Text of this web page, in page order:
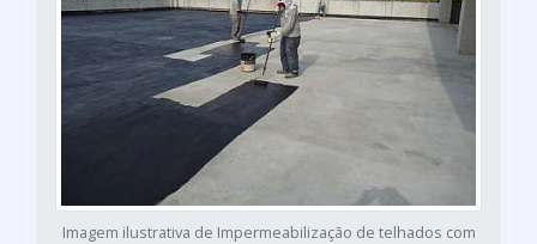
Imagem ilustrativa de Impermeabilização de telhados com